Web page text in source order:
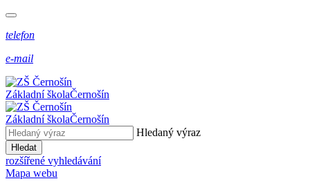
telefon
e-mail
Základní školaČernošín
Základní školaČernošín
Hledaný výraz
Hledat
rozšířené vyhledávání
Mapa webu